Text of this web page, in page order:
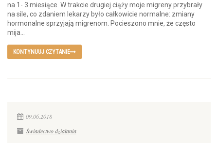
na 1- 3 miesiące. W trakcie drugiej ciąży moje migreny przybrały
na sile, co zdaniem lekarzy było całkowicie normalne: zmiany
hormonalne sprzyjają migrenom. Pocieszono mnie, że często
mija...
KONTYNUUJ CZYTANIE
09.06.2018
Świadectwo działania